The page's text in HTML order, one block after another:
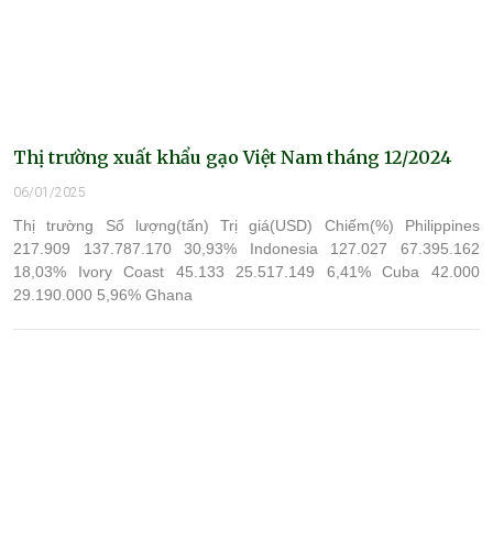
Thị trường xuất khẩu gạo Việt Nam tháng 12/2024
06/01/2025
Thị trường Số lượng(tấn) Trị giá(USD) Chiếm(%) Philippines
217.909 137.787.170 30,93% Indonesia 127.027 67.395.162
18,03% Ivory Coast 45.133 25.517.149 6,41% Cuba 42.000
29.190.000 5,96% Ghana